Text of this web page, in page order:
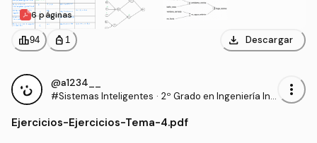
6 páginas
leaderboard94 personal_bag 1 download Descargar
@a1234__
#Sistemas Inteligentes · 2º Grado en Ingeniería Inf
more_vert
Ejercicios-Ejercicios-Tema-4.pdf